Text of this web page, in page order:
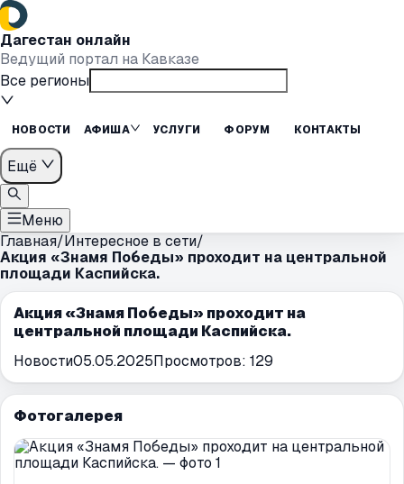
Дагестан онлайн
Ведущий портал на Кавказе
Все регионы
НОВОСТИ АФИША УСЛУГИ ФОРУМ КОНТАКТЫ
Ещё
Меню
Главная/Интересное в сети/
Акция «Знамя Победы» проходит на центральной
площади Каспийска.
Акция «Знамя Победы» проходит на
центральной площади Каспийска.
Новости05.05.2025Просмотров: 129
Фотогалерея